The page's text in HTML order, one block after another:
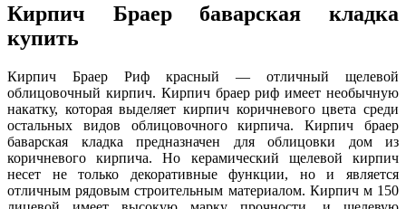
Кирпич Браер баварская кладка
купить
Кирпич Браер Риф красный — отличный щелевой
облицовочный кирпич. Кирпич браер риф имеет необычную
накатку, которая выделяет кирпич коричневого цвета среди
остальных видов облицовочного кирпича. Кирпич браер
баварская кладка предназначен для облицовки дом из
коричневого кирпича. Но керамический щелевой кирпич
несет не только декоративные функции, но и является
отличным рядовым строительным материалом. Кирпич м 150